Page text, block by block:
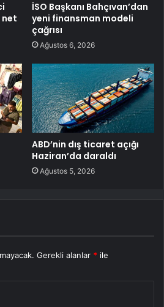
net
İSO Başkanı Bahçıvan’dan
yeni finansman modeli
çağrısı
Ağustos 6, 2026
ABD’nin dış ticaret açığı
Haziran’da daraldı
Ağustos 5, 2026
Gerekli alanlar * ile